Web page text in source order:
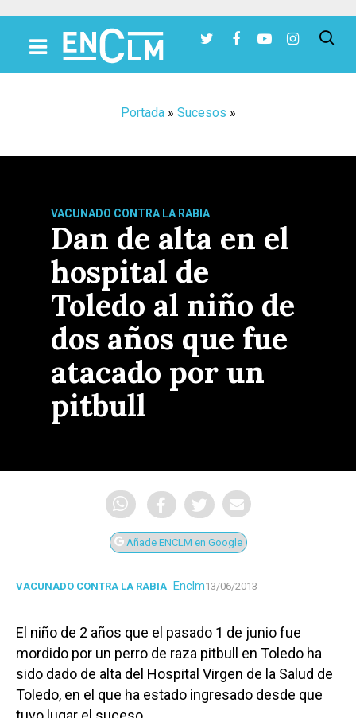
Portada» Sucesos »
VACUNADO CONTRA LA RABIA
Dan de alta en el
hospital de
Toledo al niño de
dos años que fue
atacado por un
pitbull
Añade ENCLM en Google
VACUNADO CONTRA LA RABIA Enclm13/06/2013
El niño de 2 años que el pasado 1 de junio fue
mordido por un perro de raza pitbull en Toledo ha
sido dado de alta del Hospital Virgen de la Salud de
Toledo, en el que ha estado ingresado desde que